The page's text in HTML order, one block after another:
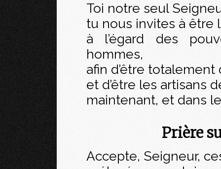
Toi notre seul
tu nous invites à être
à l’égard des
hommes,
afin d’être
et d’être les artisans
maintenant, et dans
Prière
Accepte, Seigneur,